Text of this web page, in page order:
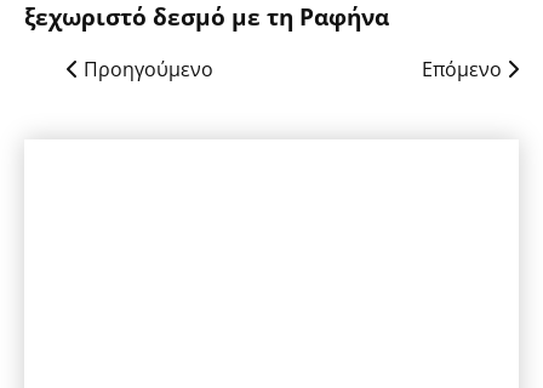
ξεχωριστό δεσμό με τη Ραφήνα
Προηγούμενο Επόμενο